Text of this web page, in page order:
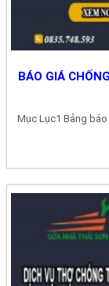
BÁO GIÁ
Mục Lục1 Bảng